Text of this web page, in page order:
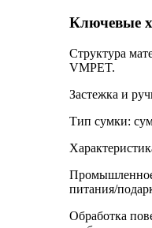
Ключевые
Структура
VMPET.
Застежка и
Тип сумки:
питания/
Обработка